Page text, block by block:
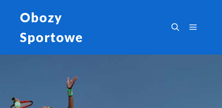
Obozy
Sportowe